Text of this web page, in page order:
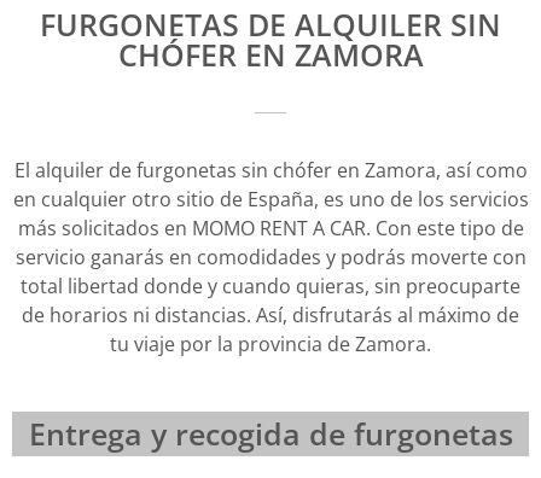
FURGONETAS DE ALQUILER SIN
CHÓFER EN ZAMORA
El alquiler de furgonetas sin chófer en Zamora, así como
en cualquier otro sitio de España, es uno de los servicios
más solicitados en MOMO RENT A CAR. Con este tipo de
servicio ganarás en comodidades y podrás moverte con
total libertad donde y cuando quieras, sin preocuparte
de horarios ni distancias. Así, disfrutarás al máximo de
tu viaje por la provincia de Zamora.
Entrega y recogida de furgonetas